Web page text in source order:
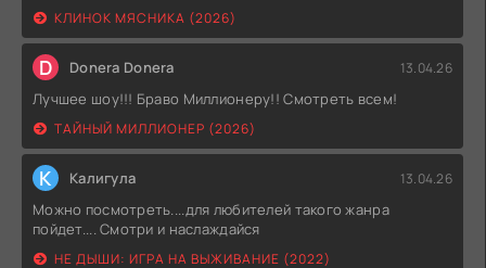
КЛИНОК МЯСНИКА (2026)
D Donera Donera 13.04.26
Лучшее шоу!!! Браво Миллионеру!! Смотреть всем!
ТАЙНЫЙ МИЛЛИОНЕР (2026)
К Калигула 13.04.26
Можно посмотреть....для любителей такого жанра
пойдет.... Смотри и наслаждайся
НЕ ДЫШИ: ИГРА НА ВЫЖИВАНИЕ (2022)